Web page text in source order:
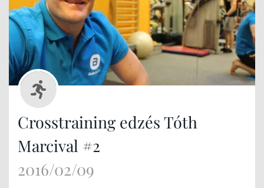
Crosstraining edzés Tóth
Marcival #2
2016/02/09